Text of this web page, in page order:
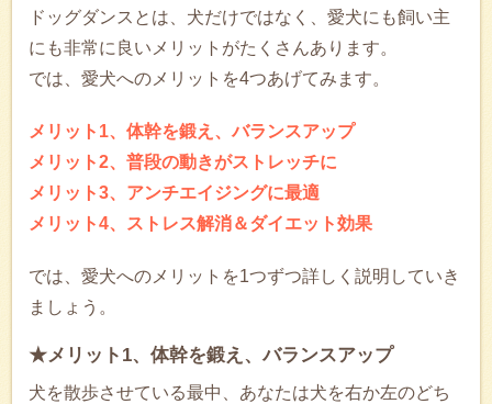
ドッグダンスとは、犬だけではなく、愛犬にも飼い主
にも非常に良いメリットがたくさんあります。
では、愛犬へのメリットを4つあげてみます。
メリット1、体幹を鍛え、バランスアップ
メリット2、普段の動きがストレッチに
メリット3、アンチエイジングに最適
メリット4、ストレス解消＆ダイエット効果
では、愛犬へのメリットを1つずつ詳しく説明していき
ましょう。
★メリット1、体幹を鍛え、バランスアップ
犬を散歩させている最中、あなたは犬を右か左のどち